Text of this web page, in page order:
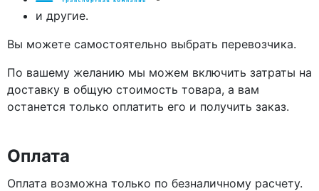
и другие.
Вы можете самостоятельно выбрать перевозчика.
По вашему желанию мы можем включить затраты на
доставку в общую стоимость товара, а вам
останется только оплатить его и получить заказ.
Оплата
Оплата возможна только по безналичному расчету.